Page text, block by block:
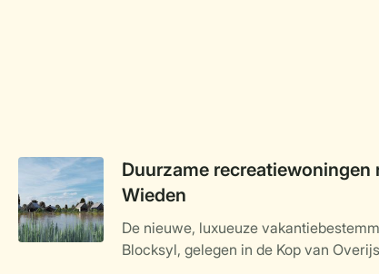
Duurzame recreatiewoningen
Wieden
De nieuwe, luxueuze
Blocksyl, gelegen in de Kop van